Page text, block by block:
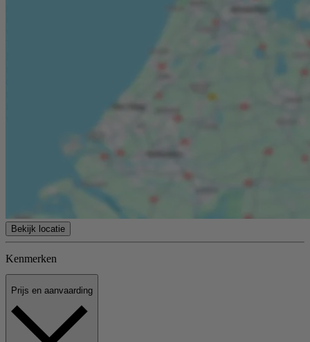
gevolgen daarvan. Alle opgegeven maten en oppervlakten zijn
manier van meten toe te passen voor het geven van een indicatie van
meetuitkomsten niet volledig uit, door bijvoorbeeld
interpretatieverschillen, afrondingen of beperkingen bij het uitvoeren
Bekijk locatie
Kenmerken
Prijs en aanvaarding